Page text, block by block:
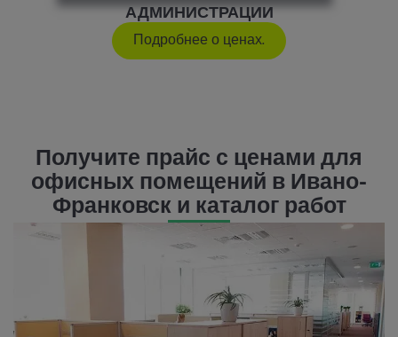
АДМИНИСТРАЦИИ
Подробнее о ценах.
Получите прайс с ценами для
офисных помещений в Ивано-
Франковск и каталог работ